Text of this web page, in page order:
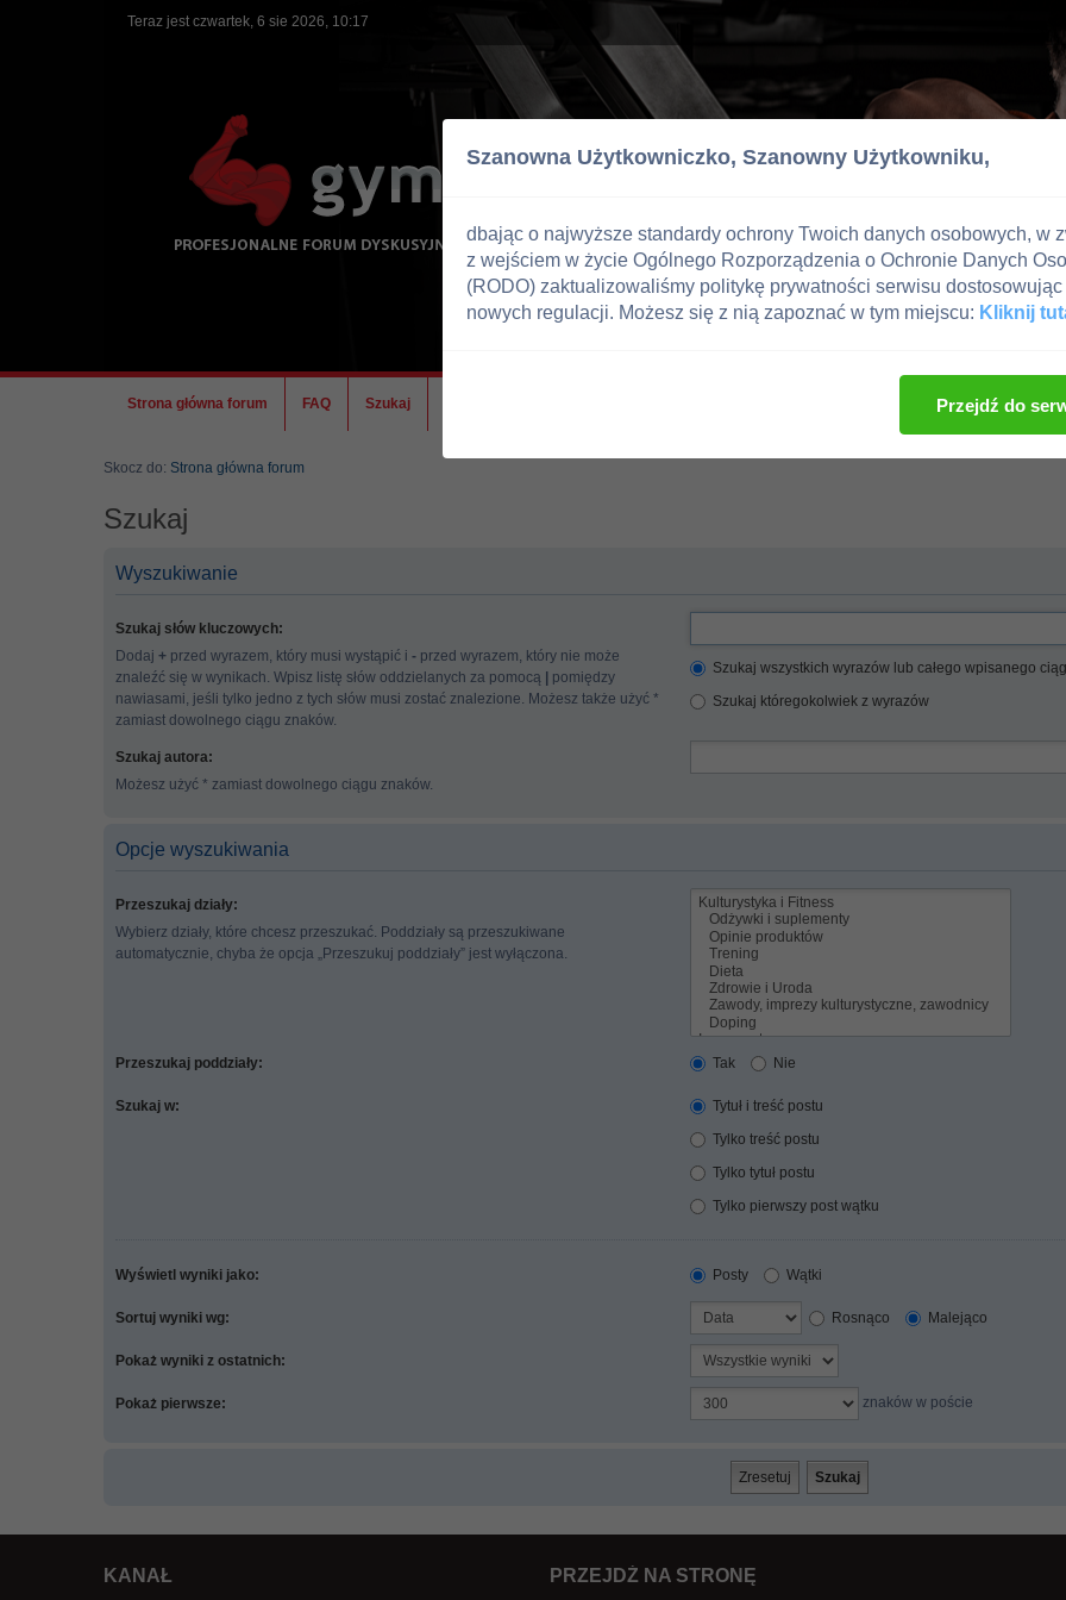
Teraz jest czwartek, 6 sie 2026, 10:17
Strona główna forum FAQ Szukaj
Skocz do: Strona główna forum
Szukaj
Wyszukiwanie
Szukaj słów kluczowych:
Dodaj + przed wyrazem, który musi wystąpić i - przed wyrazem, który nie może
znaleźć się w wynikach. Wpisz listę słów oddzielanych za pomocą
pomiędzy
nawiasami, jeśli tylko jedno z tych słów musi zostać znalezione. Możesz także użyć *
zamiast dowolnego ciągu znaków.
Szukaj wszystkich wyrazów lub całego wpisanego
Szukaj któregokolwiek z wyrazów
Szukaj autora:
Możesz użyć * zamiast dowolnego ciągu znaków.
Opcje wyszukiwania
Przeszukaj działy:
Wybierz działy, które chcesz przeszukać. Poddziały są przeszukiwane
automatycznie, chyba że opcja „Przeszukuj poddziały” jest wyłączona.
Przeszukaj poddziały: Tak Nie
Szukaj w:
Tytuł i treść postu
Tylko treść postu
Tylko tytuł postu
Tylko pierwszy post wątku
Wyświetl wyniki jako: Posty Wątki
Sortuj wyniki wg: Rosnąco Malejąco
Pokaż wyniki z ostatnich:
Pokaż pierwsze: znaków w poście
KANAŁ PRZEJDŹ NA STRONĘ
Szanowna Użytkowniczko, Szanowny Użytkowniku,
dbając o najwyższe standardy ochrony Twoich danych osobowych, w
z wejściem w życie Ogólnego Rozporządzenia o Ochronie Danych
(RODO) zaktualizowaliśmy politykę prywatności serwisu
nowych regulacji. Możesz się z nią zapoznać w tym miejscu: Kliknij
Przejdź do